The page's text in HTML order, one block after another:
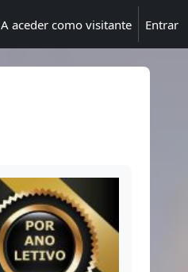
A aceder como visitante Entrar